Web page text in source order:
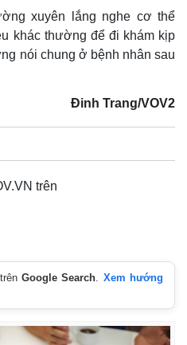
xuyên lắng nghe cơ thể
khác thường để đi khám kịp
nói chung ở bệnh nhân sau
Đinh Trang/VOV2
trên
trênGoogle Search. Xem hướng